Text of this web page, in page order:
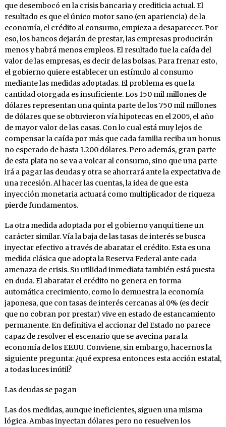
que desembocó en la crisis bancaria y crediticia actual. El
resultado es que el único motor sano (en apariencia) de la
economía, el crédito al consumo, empieza a desaparecer. Por
eso, los bancos dejarán de prestar, las empresas producirán
menos y habrá menos empleos. El resultado fue la caída del
valor de las empresas, es decir de las bolsas. Para frenar esto,
el gobierno quiere establecer un estímulo al consumo
mediante las medidas adoptadas. El problema es que la
cantidad otorgada es insuficiente. Los 150 mil millones de
dólares representan una quinta parte de los 750 mil millones
de dólares que se obtuvieron vía hipotecas en el 2005, el año
de mayor valor de las casas. Con lo cual está muy lejos de
compensar la caída por más que cada familia reciba un bonus
no esperado de hasta 1.200 dólares. Pero además, gran parte
de esta plata no se va a volcar al consumo, sino que una parte
irá a pagar las deudas y otra se ahorrará ante la expectativa de
una recesión. Al hacer las cuentas, la idea de que esta
inyección monetaria actuará como multiplicador de riqueza
pierde fundamentos.
La otra medida adoptada por el gobierno yanqui tiene un
carácter similar. Vía la baja de las tasas de interés se busca
inyectar efectivo a través de abaratar el crédito. Esta es una
medida clásica que adopta la Reserva Federal ante cada
amenaza de crisis. Su utilidad inmediata también está puesta
en duda. El abaratar el crédito no genera en forma
automática crecimiento, como lo demuestra la economía
japonesa, que con tasas de interés cercanas al 0% (es decir
que no cobran por prestar) vive en estado de estancamiento
permanente. En definitiva el accionar del Estado no parece
capaz de resolver el escenario que se avecina para la
economía de los EE.UU. Conviene, sin embargo, hacernos la
siguiente pregunta: ¿qué expresa entonces esta acción estatal,
a todas luces inútil?
Las deudas se pagan
Las dos medidas, aunque ineficientes, siguen una misma
lógica. Ambas inyectan dólares pero no resuelven los